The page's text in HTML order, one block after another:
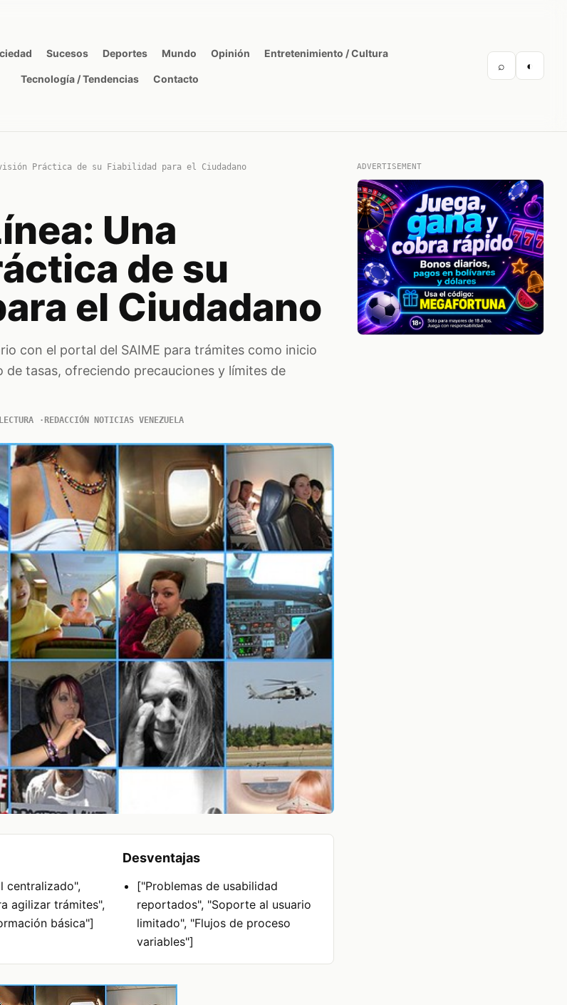
Sucesos Deportes Mundo Opinión Entretenimiento / Cultura
Tecnología / Tendencias Contacto
⌕ ◐
Práctica de su Fiabilidad para el Ciudadano
Una
de su
el Ciudadano
con el portal del SAIME para trámites como inicio
de tasas, ofreciendo precauciones y límites de
REDACCIÓN NOTICIAS VENEZUELA
centralizado",
agilizar trámites",
básica"]
Desventajas
["Problemas de usabilidad
reportados", "Soporte al usuario
limitado", "Flujos de proceso
variables"]
ADVERTISEMENT